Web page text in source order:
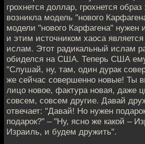
грохнется доллар, грохнется
возникла модель "нового
модели "нового Карфагена" нужен
и этим источником хаоса
ислам. Этот радикальный ислам
обиделся на США. Теперь США ему
"Слушай, ну, там, один дурак
же сейчас совершенно новые! Ты
лицо новое, фактура новая, даже
совсем, совсем другие. Давай
отвечает: "Давай! Но нужен
подарок?" – "Ну, ясно же какой –
Израиль, и будем дружить".